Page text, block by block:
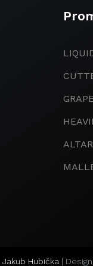
Jakub Hubička |